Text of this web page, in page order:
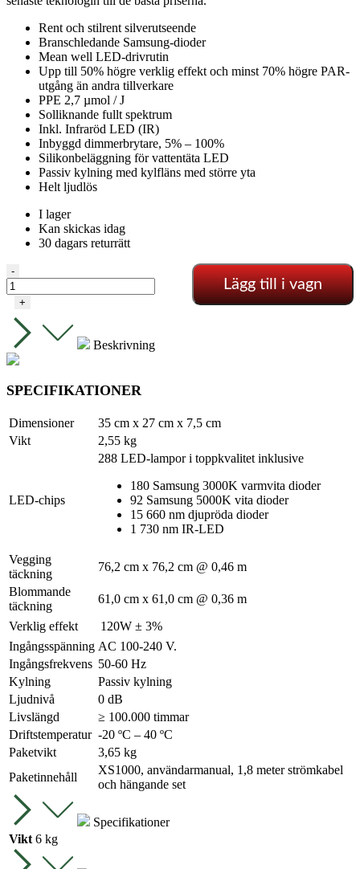
Rent och stilrent silverutseende
Branschledande Samsung-dioder
Mean well LED-drivrutin
Upp till 50% högre verklig effekt och minst 70% högre PAR-
utgång än andra tillverkare
PPE 2,7 µmol / J
Solliknande fullt spektrum
Inkl. Infraröd LED (IR)
Inbyggd dimmerbrytare, 5% – 100%
Silikonbeläggning för vattentäta LED
Passiv kylning med kylfläns med större yta
Helt ljudlös
I lager
Kan skickas idag
30 dagars returrätt
Vipar
Spectra
-
(växt
och
blomma)
-
+
Lägg till i vagn
Beskrivning
SPECIFIKATIONER
Dimensioner
35 cm x 27 cm x 7,5 cm
Vikt
2,55 kg
LED-chips
288 LED-lampor i toppkvalitet inklusive
180 Samsung 3000K varmvita dioder
92 Samsung 5000K vita dioder
15 660 nm djupröda dioder
1 730 nm IR-LED
Vegging
täckning
76,2 cm x 76,2 cm @ 0,46 m
Blommande
täckning
61,0 cm x 61,0 cm @ 0,36 m
Verklig effekt
120W ± 3%
Ingångsspänning AC 100-240 V.
Ingångsfrekvens 50-60 Hz
Kylning
Passiv kylning
Ljudnivå
0 dB
Livslängd
≥ 100.000 timmar
Driftstemperatur -20 ºC – 40 ºC
Paketvikt
3,65 kg
Paketinnehåll
XS1000, användarmanual, 1,8 meterströmkabel
och hängande set
Specifikationer
Vikt 6 kg